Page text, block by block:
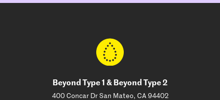
Beyond Type 1 & Beyond Type 2
400 Concar Dr San Mateo, CA 94402